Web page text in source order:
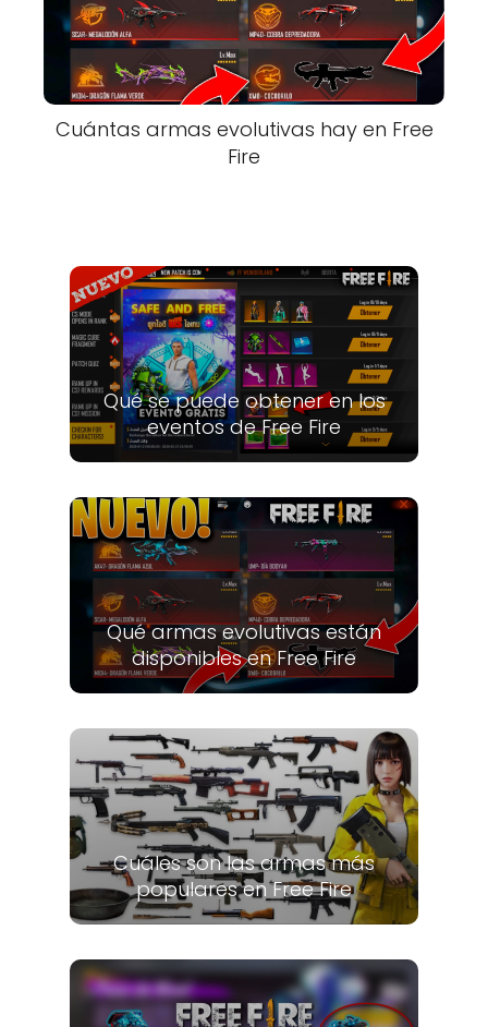
Cuántas armas evolutivas hay en Free
Fire
Qué se puede obtener en los
eventos de Free Fire
Qué armas evolutivas están
disponibles en Free Fire
Cuáles son las armas más
populares en Free Fire